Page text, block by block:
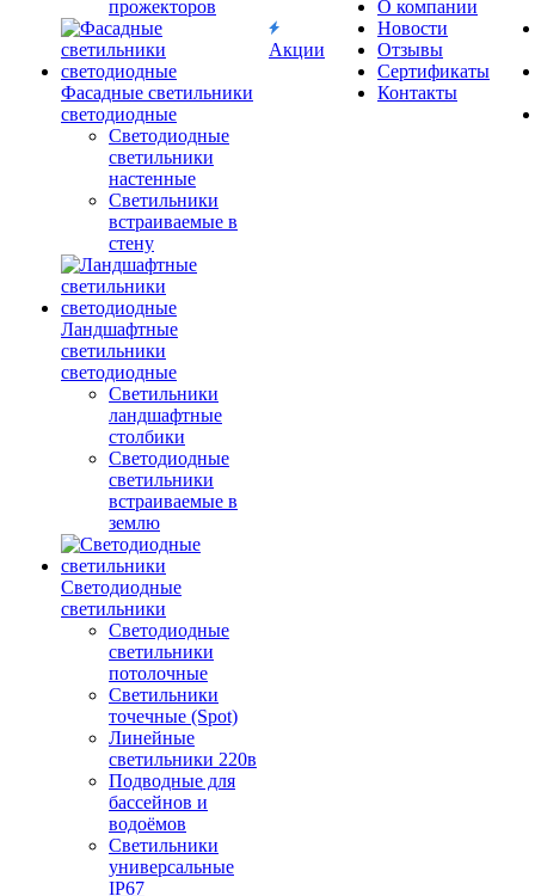
прожекторов
Фасадные светильники
светодиодные
Светодиодные
светильники
настенные
Светильники
встраиваемые в
стену
Ландшафтные
светильники
светодиодные
Светильники
ландшафтные
столбики
Светодиодные
светильники
встраиваемые в
землю
Светодиодные
светильники
Светодиодные
светильники
потолочные
Светильники
точечные (Spot)
Линейные
светильники 220в
Подводные для
бассейнов и
водоёмов
Светильники
универсальные
IP67
Акции
О компании
Новости
Отзывы
Сертификаты
Контакты